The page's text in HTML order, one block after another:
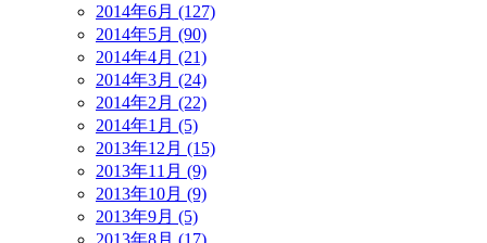
2014年6月 (127)
2014年5月 (90)
2014年4月 (21)
2014年3月 (24)
2014年2月 (22)
2014年1月 (5)
2013年12月 (15)
2013年11月 (9)
2013年10月 (9)
2013年9月 (5)
2013年8月 (17)